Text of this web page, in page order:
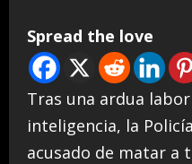
Spread the love
Tras una ardua
inteligencia, la
acusado de matar a